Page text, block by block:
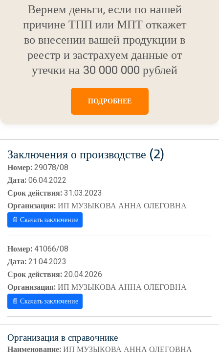
Вернем деньги, если по нашей
причине ТПП или МПТ откажет
во внесении вашей продукции в
реестр и застрахуем данные от
утечки на 30 000 000 рублей
ПОДРОБНЕЕ
Заключения о производстве (2)
Номер:29078/08
Дата:06.04.2022
Срок действия:31.03.2023
Организация:ИП МУЗЫКОВА АННА ОЛЕГОВНА
📄 Скачать заключение
Номер:41066/08
Дата:21.04.2023
Срок действия:20.04.2026
Организация:ИП МУЗЫКОВА АННА ОЛЕГОВНА
📄 Скачать заключение
Организация в справочнике
Наименование:ИП МУЗЫКОВА АННА ОЛЕГОВНА